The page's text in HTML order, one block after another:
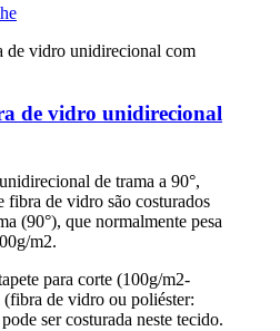
de vidro unidirecional
de trama a 90°,
fibra de vidro são costurados
(90°), que normalmente pesa
m2.
para corte (100g/m2-
de vidro ou poliéster:
ser costurada neste tecido.